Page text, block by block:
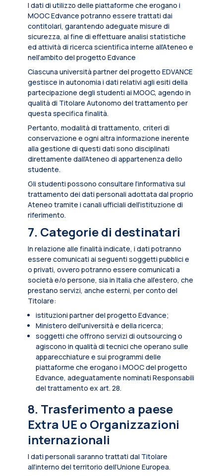
I dati di utilizzo delle piattaforme che erogano i
MOOC Edvance potranno essere trattati dai
contitolari, garantendo adeguate misure di
sicurezza, al fine di effettuare analisi statistiche
ed attività di ricerca scientifica interne all’Ateneo e
nell’ambito del progetto Edvance
Ciascuna università partner del progetto EDVANCE
gestisce in autonomia i dati relativi agli esiti della
partecipazione degli studenti ai MOOC, agendo in
qualità di Titolare Autonomo del trattamento per
questa specifica finalità.
Pertanto, modalità di trattamento, criteri di
conservazione e ogni altra informazione inerente
alla gestione di questi dati sono disciplinati
direttamente dall’Ateneo di appartenenza dello
studente.
Gli studenti possono consultare l’informativa sul
trattamento dei dati personali adottata dal proprio
Ateneo tramite i canali ufficiali dell’istituzione di
riferimento.
7. Categorie di destinatari
In relazione alle finalità indicate, i dati potranno
essere comunicati ai seguenti soggetti pubblici e
o privati, ovvero potranno essere comunicati a
società e/o persone, sia in Italia che all’estero, che
prestano servizi, anche esterni, per conto del
Titolare:
istituzioni partner del progetto Edvance;
Ministero dell'università e della ricerca;
soggetti che offrono servizi di outsourcing o
agiscono in qualità di tecnici che operano sulle
apparecchiature e sui programmi delle
piattaforme che erogano i MOOC del progetto
Edvance, adeguatamente nominati Responsabili
del trattamento ex art. 28.
8. Trasferimento a paese
Extra UE o Organizzazioni
internazionali
I dati personali saranno trattati dal Titolare
all’interno del territorio dell’Unione Europea.